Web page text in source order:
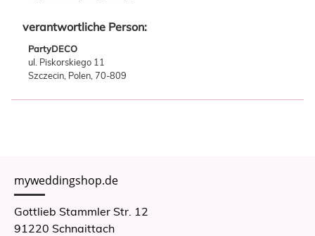
verantwortliche Person:
PartyDECO
ul. Piskorskiego 11
Szczecin, Polen, 70-809
myweddingshop.de
Gottlieb Stammler Str. 12
91220 Schnaittach